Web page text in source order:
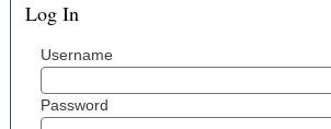
Log In
Username
Password